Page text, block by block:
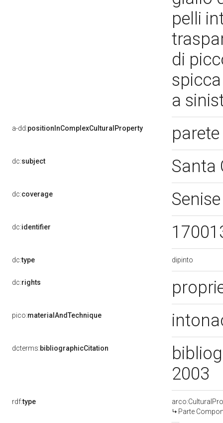
pelli
di
a
a-dd:positionInComplexCulturalProperty
dc:subject Santa
dc:coverage
dc:identifier
dc:type dipinto
dc:rights
pico:materialAndTechnique
dcterms:bibliographicCitation
2003
rdf:type
Parte